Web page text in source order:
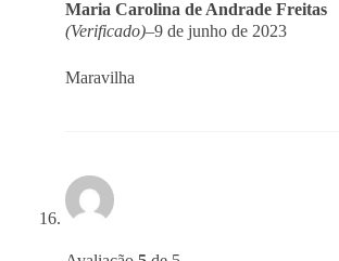
Maria Carolina de Andrade Freitas
(Verificado)–9 de junho de 2023
Maravilha